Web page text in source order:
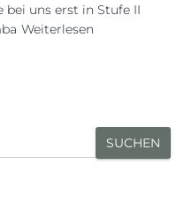
bei uns erst in Stufe II
Weiterlesen
SUCHEN